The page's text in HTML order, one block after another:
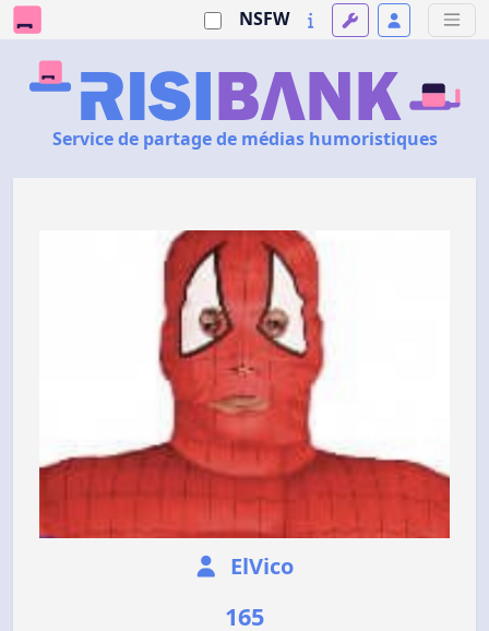
NSFW
Service de partage de médias humoristiques
ElVico
165